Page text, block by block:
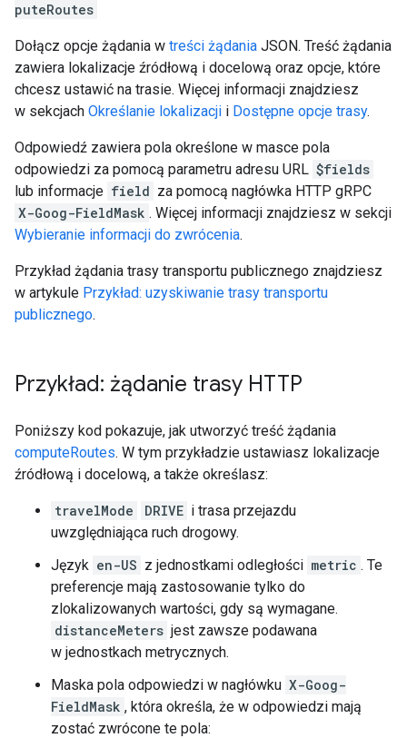
puteRoutes
Dołącz opcje żądania w treści żądania JSON. Treść żądania
zawiera lokalizacje źródłową i docelową oraz opcje, które
chcesz ustawić na trasie. Więcej informacji znajdziesz
w sekcjach Określanie lokalizacji i Dostępne opcje trasy.
Odpowiedź zawiera pola określone w masce pola
odpowiedzi za pomocą parametru adresu URL $fields
lub informacje field za pomocą nagłówka HTTP gRPC
X-Goog-FieldMask . Więcej informacji znajdziesz w sekcji
Wybieranie informacji do zwrócenia.
Przykład żądania trasy transportu publicznego znajdziesz
w artykule Przykład: uzyskiwanie trasy transportu
publicznego.
Przykład: żądanie trasy HTTP
Poniższy kod pokazuje, jak utworzyć treść żądania
computeRoutes. W tym przykładzie ustawiasz lokalizacje
źródłową i docelową, a także określasz:
travelMode DRIVE i trasa przejazdu
uwzględniająca ruch drogowy.
Język en-US z jednostkami odległości metric . Te
preferencje mają zastosowanie tylko do
zlokalizowanych wartości, gdy są wymagane.
distanceMeters jest zawsze podawana
w jednostkach metrycznych.
Maska pola odpowiedzi w nagłówku X-Goog-
FieldMask , która określa, że w odpowiedzi mają
zostać zwrócone te pola: